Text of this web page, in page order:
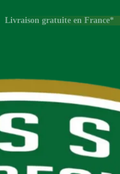
Livraison gratuite en France*